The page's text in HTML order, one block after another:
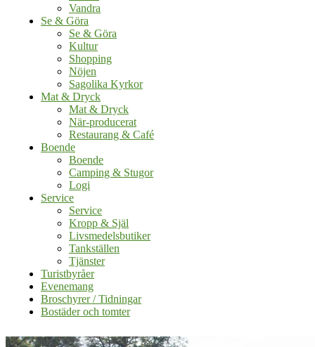
Vandra
Se & Göra
Se & Göra
Kultur
Shopping
Nöjen
Sagolika Kyrkor
Mat & Dryck
Mat & Dryck
När-producerat
Restaurang & Café
Boende
Boende
Camping & Stugor
Logi
Service
Service
Kropp & Själ
Livsmedelsbutiker
Tankställen
Tjänster
Turistbyråer
Evenemang
Broschyrer / Tidningar
Bostäder och tomter